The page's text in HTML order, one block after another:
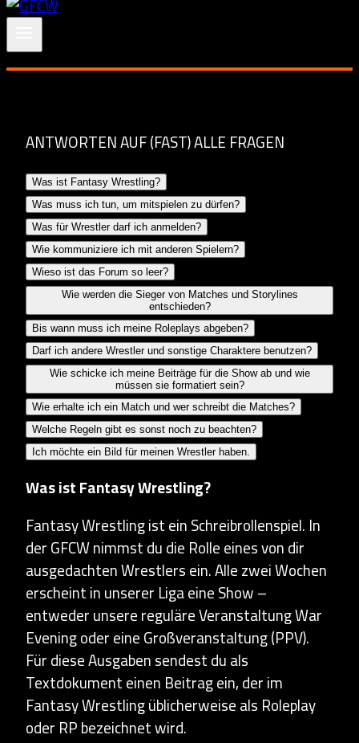
ANTWORTEN AUF (FAST) ALLE FRAGEN
Was ist Fantasy Wrestling?
Was muss ich tun, um mitspielen zu dürfen?
Was für Wrestler darf ich anmelden?
Wie kommuniziere ich mit anderen Spielern?
Wieso ist das Forum so leer?
Wie werden die Sieger von Matches und Storylines
entschieden?
Bis wann muss ich meine Roleplays abgeben?
Darf ich andere Wrestler und sonstige Charaktere benutzen?
Wie schicke ich meine Beiträge für die Show ab und wie
müssen sie formatiert sein?
Wie erhalte ich ein Match und wer schreibt die Matches?
Welche Regeln gibt es sonst noch zu beachten?
Ich möchte ein Bild für meinen Wrestler haben.
Was ist Fantasy Wrestling?
Fantasy Wrestling ist ein Schreibrollenspiel. In
der GFCW nimmst du die Rolle eines von dir
ausgedachten Wrestlers ein. Alle zwei Wochen
erscheint in unserer Liga eine Show –
entweder unsere reguläre Veranstaltung War
Evening oder eine Großveranstaltung (PPV).
Für diese Ausgaben sendest du als
Textdokument einen Beitrag ein, der im
Fantasy Wrestling üblicherweise als Roleplay
oder RP bezeichnet wird.